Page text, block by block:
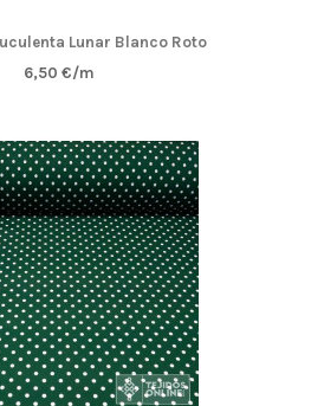
Lunar Blanco Roto
6,50 €/m